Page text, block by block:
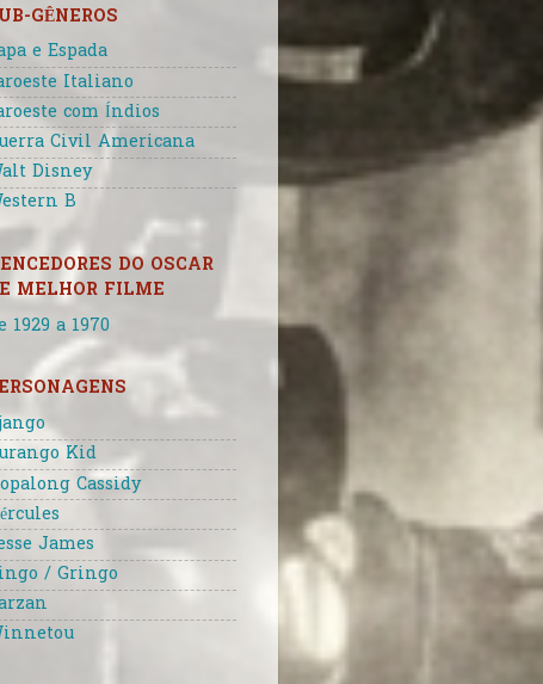
GÊNEROS
e Espada
Italiano
com Índios
Civil Americana
Disney
B
DO OSCAR
MELHOR FILME
1929 a 1970
Kid
Cassidy
James
/ Gringo